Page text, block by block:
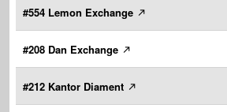
#554 Lemon Exchange
#208 Dan Exchange
#212 Kantor Diament